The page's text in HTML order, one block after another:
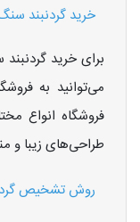
خرید گردنبند
برای خرید
می‌توانید به
فروشگاه انواع
طراحی‌های زیبا و
روش تشخیص